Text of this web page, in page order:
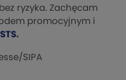
ryzyka. Zachęcam
promocyjnym i
.
SIPA